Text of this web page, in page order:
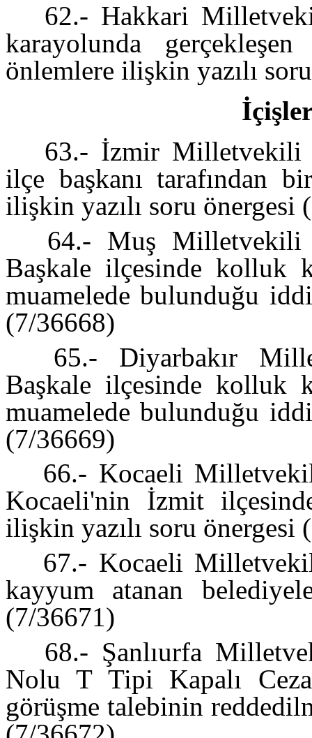
62.- Hakkari
karayolunda
önlemlere ilişkin yazılı
63.- İzmir Milletvekili
ilçe başkanı tarafından
ilişkin yazılı soru
64.- Muş Milletvekili
Başkale ilçesinde kolluk
muamelede bulunduğu
(7/36668)
65.- Diyarbakır
Başkale ilçesinde kolluk
muamelede bulunduğu
(7/36669)
66.- Kocaeli
Kocaeli'nin İzmit
ilişkin yazılı soru
67.- Kocaeli
kayyum atanan
(7/36671)
68.- Şanlıurfa
Nolu T Tipi Kapalı
görüşme talebinin